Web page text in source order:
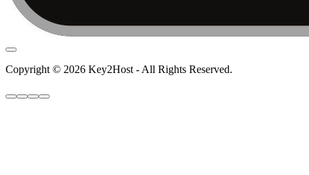
Copyright © 2026 Key2Host - All Rights Reserved.